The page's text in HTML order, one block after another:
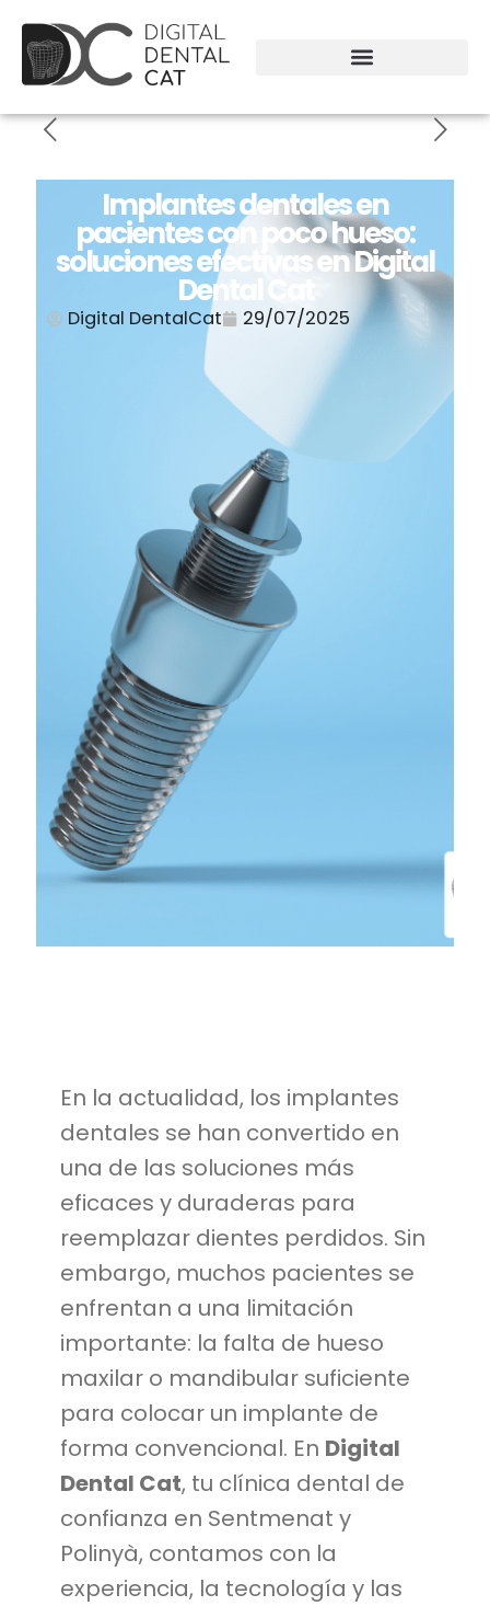
Implantes dentales en
pacientes con poco hueso:
soluciones efectivas en Digital
Dental Cat
Digital DentalCat 29/07/2025
En la actualidad, los implantes
dentales se han convertido en
una de las soluciones más
eficaces y duraderas para
reemplazar dientes perdidos. Sin
embargo, muchos pacientes se
enfrentan a una limitación
importante: la falta de hueso
maxilar o mandibular suficiente
para colocar un implante de
forma convencional. En Digital
Dental Cat, tu clínica dental de
confianza en Sentmenat y
Polinyà, contamos con la
experiencia, la tecnología y las